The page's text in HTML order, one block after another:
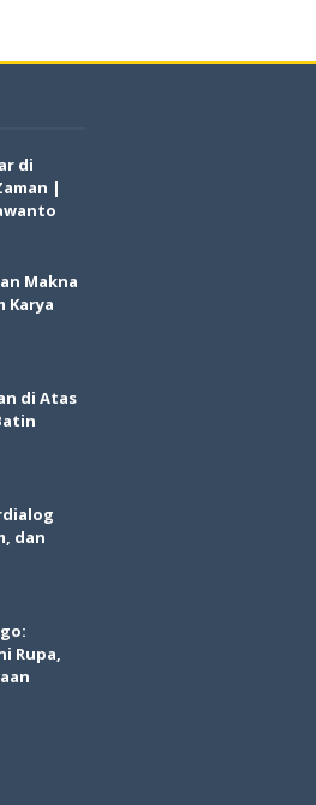
di
|
Makna
Karya
di Atas
dan
Rupa,